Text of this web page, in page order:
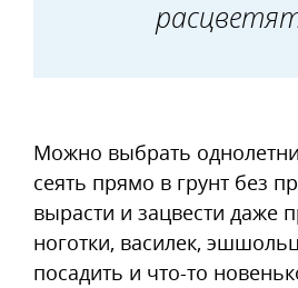
Можно выбрать
сеять прямо в грунт без
вырасти и зацвести даже
ноготки, василек,
посадить и что-то